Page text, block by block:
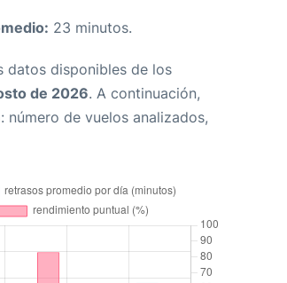
23 minutos.
datos disponibles de los
de 2026. A continuación,
de vuelos analizados,